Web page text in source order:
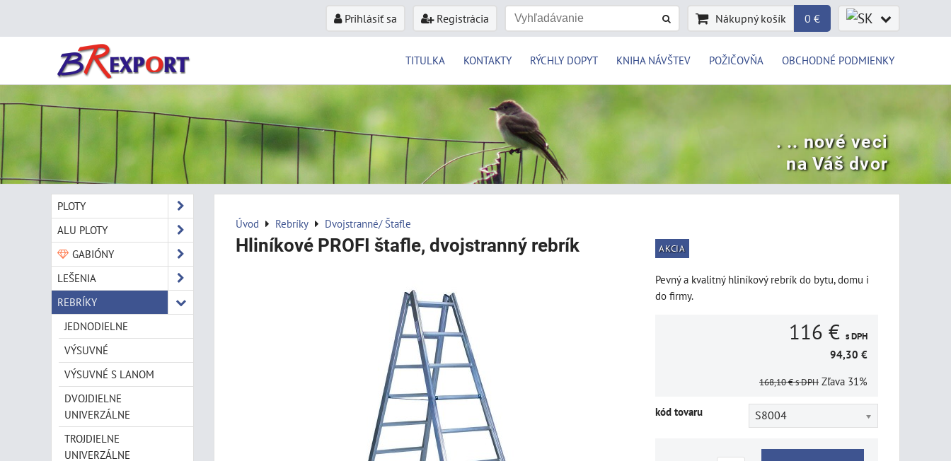
Prihlásiť sa Registrácia Nákupný košík 0 €
TITULKA KONTAKTY RÝCHLY DOPYT KNIHA NÁVŠTEV POŽIČOVŇA OBCHODNÉ PODMIENKY
. .. nové veci
na Váš dvor
Úvod Rebríky Dvojstranné/ Štafle
Hliníkové PROFI štafle, dvojstranný rebrík AKCIA
Pevný a kvalitný hliníkový rebrík do bytu, domu i
do firmy.
116 € s DPH
94,30 €
168,10 €s DPH Zľava 31%
kód tovaru S8004
PLOTY
ALU PLOTY
GABIÓNY
LEŠENIA
REBRÍKY
JEDNODIELNE
VÝSUVNÉ
VÝSUVNÉ S LANOM
DVOJDIELNE
UNIVERZÁLNE
TROJDIELNE
UNIVERZÁLNE